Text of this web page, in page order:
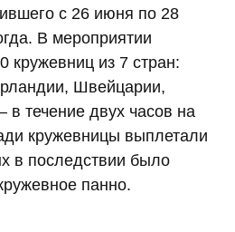
с 26 июня по 28
В мероприятии
кружевниц из 7 стран:
Швейцарии,
течение двух часов на
кружевницы выплетали
в последствии было
панно.